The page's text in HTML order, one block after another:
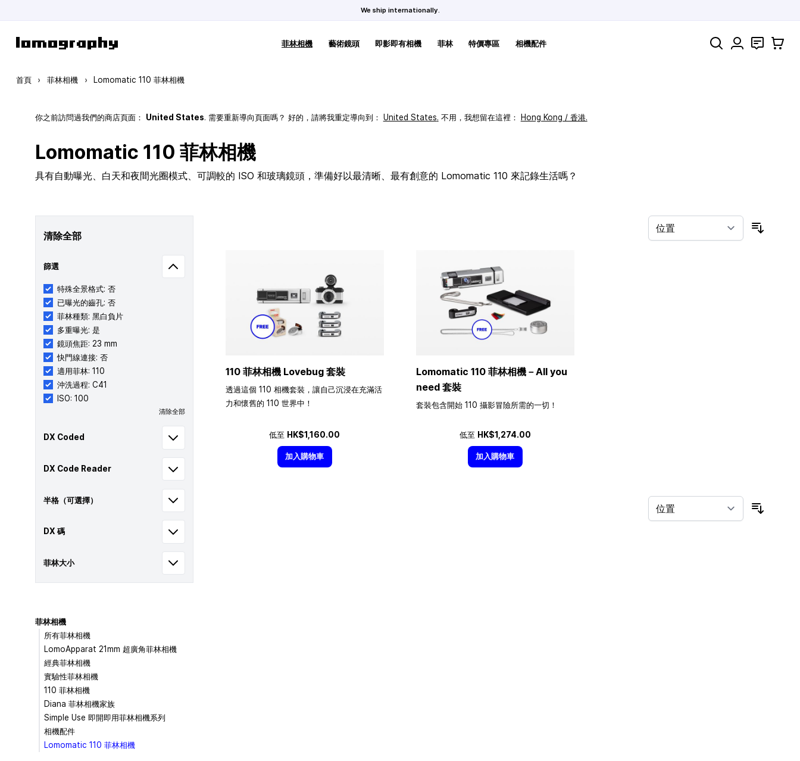
We ship internationally.
菲林相機 藝術鏡頭 即影即有相機 菲林 特價專區 相機配件 搜索 聯絡 購物車
首頁 › 菲林相機 › Lomomatic 110 菲林相機
你之前訪問過我們的商店頁面： United States. 需要重新導向頁面嗎？ 好的，請將我重定導向到： United States. 不用，我想留在這裡： Hong Kong / 香港.
Lomomatic 110 菲林相機
具有自動曝光、白天和夜間光圈模式、可調較的 ISO 和玻璃鏡頭，準備好以最清晰、最有創意的 Lomomatic 110 來記錄生活嗎？
清除全部
篩選
特殊全景格式: 否
已曝光的齒孔: 否
菲林種類: 黑白負片
多重曝光: 是
鏡頭焦距: 23 mm
快門線連接: 否
適用菲林: 110
沖洗過程: C41
ISO: 100
清除全部
DX Coded
DX Code Reader
半格（可選擇）
DX 碼
菲林大小
110 菲林相機 Lovebug 套裝
透過這個 110 相機套裝，讓自己沉浸在充滿活
力和懷舊的 110 世界中！
低至 HK$1,160.00
加入購物車
Lomomatic 110 菲林相機－All you
need 套裝
套裝包含開始 110 攝影冒險所需的一切！
低至 HK$1,274.00
加入購物車
菲林相機
所有菲林相機
LomoApparat 21mm 超廣角菲林相機
經典菲林相機
實驗性菲林相機
110 菲林相機
Diana 菲林相機家族
Simple Use 即開即用菲林相機系列
相機配件
Lomomatic 110 菲林相機